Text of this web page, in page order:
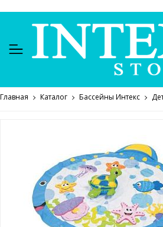
Главная Каталог Бассейны Интекс